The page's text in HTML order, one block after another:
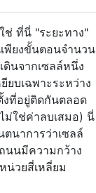
ช่ ที่นี่ "ระยะทาง"
พียงขั้นตอนจำนวน
ดินจากเซลล์หนึ่ง
ยบเฉพาะระหว่าง
ที่อยู่ติดกันตลอด
ม่ใช่ค่าลบเสมอ) นี่
ตนาการว่าเซลล์
นนมีความกว้าง
น่วยสี่เหลี่ยม